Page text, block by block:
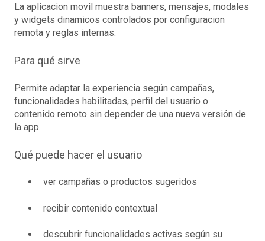
La aplicacion movil muestra banners, mensajes, modales
y widgets dinamicos controlados por configuracion
remota y reglas internas.
Para qué sirve
Permite adaptar la experiencia según campañas,
funcionalidades habilitadas, perfil del usuario o
contenido remoto sin depender de una nueva versión de
la app.
Qué puede hacer el usuario
ver campañas o productos sugeridos
recibir contenido contextual
descubrir funcionalidades activas según su